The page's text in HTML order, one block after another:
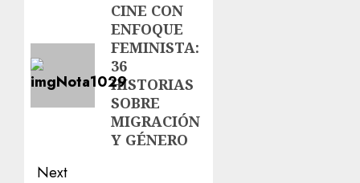
CINE CON
ENFOQUE
FEMINISTA:
36
HISTORIAS
SOBRE
MIGRACIÓN
Y GÉNERO
Next